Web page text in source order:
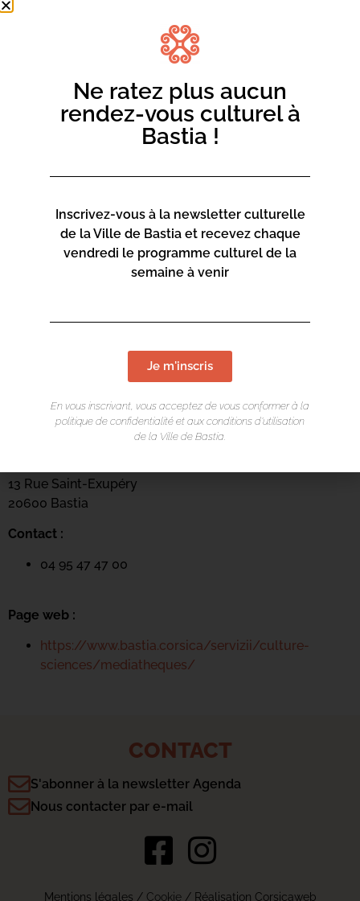
LIEU DE L'ÉVÉNEMENT
13 Rue Saint-Exupéry
20600 Bastia
Contact :
04 95 47 47 00
Page web :
https://www.bastia.corsica/servizii/culture-
sciences/mediatheques/
CONTACT
S'abonner à la newsletter Agenda
Nous contacter par e-mail
Mentions légales / Cookie/ Réalisation Corsicaweb
Ne ratez plus aucun
rendez-vous culturel à
Bastia !
Inscrivez-vous à la newsletter culturelle
de la Ville de Bastia et recevez chaque
vendredi le programme culturel de la
semaine à venir
Je m'inscris
En vous inscrivant, vous acceptez de vous conformer à la
politique de confidentialité et aux conditions d’utilisation
de la Ville de Bastia.